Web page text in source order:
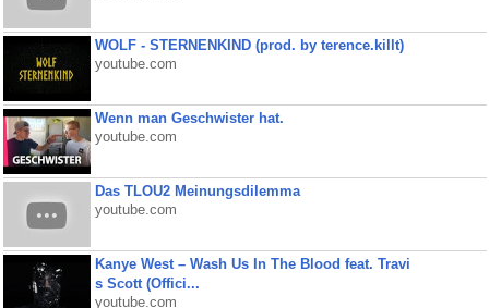
WOLF - STERNENKIND (prod. by terence.killt)
youtube.com
Wenn man Geschwister hat.
youtube.com
Das TLOU2 Meinungsdilemma
youtube.com
Kanye West – Wash Us In The Blood feat. Travi
s Scott (Offici...
youtube.com